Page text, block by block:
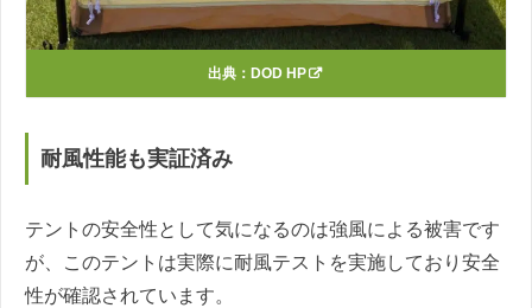
出典： DOD HP
耐風性能も実証済み
テントの安全性として気になるのは強風による被害です
が、このテントは実際に耐風テストを実施しており安全
性が確認されています。